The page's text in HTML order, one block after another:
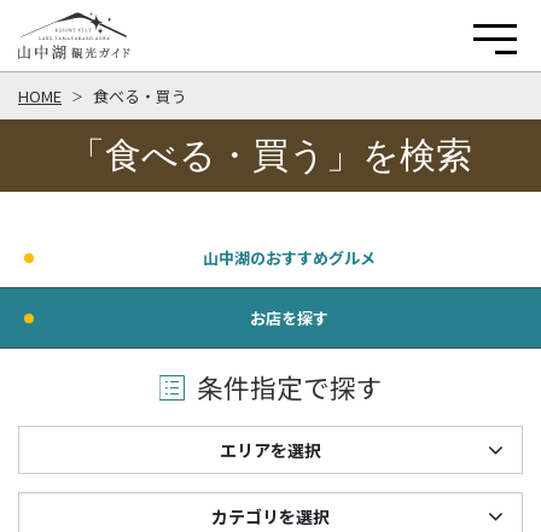
HOME 食べる・買う
「食べる・買う」を検索
山中湖のおすすめグルメ
お店を探す
条件指定で探す
エリアを選択
カテゴリを選択